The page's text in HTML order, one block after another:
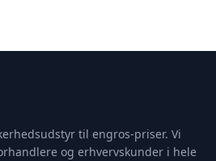
til engros-priser. Vi
og erhvervskunder i hele